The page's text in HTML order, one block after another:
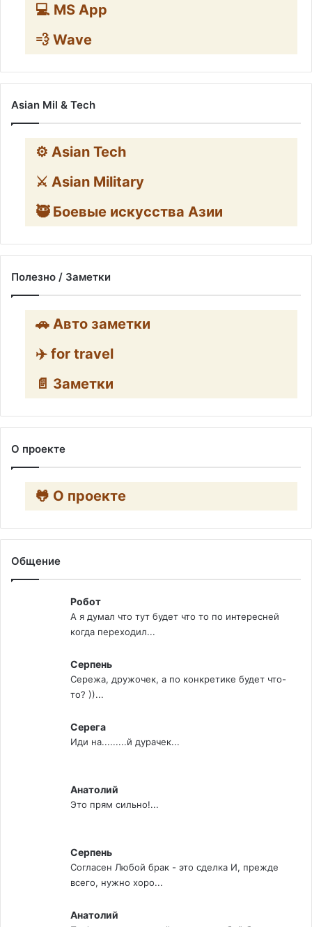
💻 MS App
💨 Wave
Asian Mil & Tech
⚙️ Asian Tech
⚔️ Asian Military
🥷 Боевые искусства Азии
Полезно / Заметки
🚗 Авто заметки
✈️ for travel
📄 Заметки
О проекте
🐸 О проекте
Общение
Робот
А я думал что тут будет что то по интересней
когда переходил...
Серпень
Сережа, дружочек, а по конкретике будет что-
то? ))...
Серега
Иди на.........й дурачек...
Анатолий
Это прям сильно!...
Серпень
Согласен Любой брак - это сделка И, прежде
всего, нужно хоро...
Анатолий